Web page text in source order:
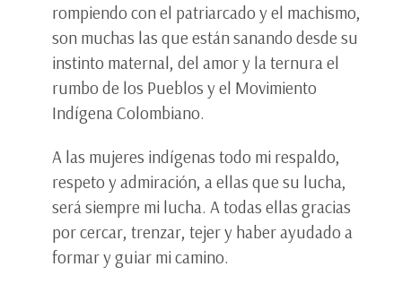
rompiendo con el patriarcado y el machismo,
son muchas las que están sanando desde su
instinto maternal, del amor y la ternura el
rumbo de los Pueblos y el Movimiento
Indígena Colombiano.
A las mujeres indígenas todo mi respaldo,
respeto y admiración, a ellas que su lucha,
será siempre mi lucha. A todas ellas gracias
por cercar, trenzar, tejer y haber ayudado a
formar y guiar mi camino.